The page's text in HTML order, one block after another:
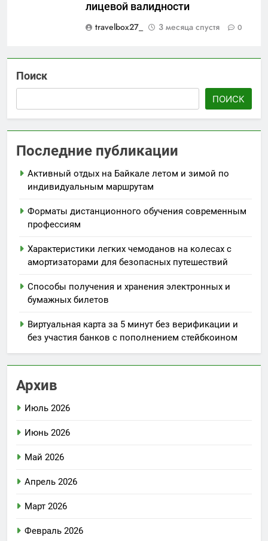
лицевой валидности
travelbox27_
3 месяца спустя 0
Поиск
ПОИСК
Последние публикации
Активный отдых на Байкале летом и зимой по
индивидуальным маршрутам
Форматы дистанционного обучения современным
профессиям
Характеристики легких чемоданов на колесах с
амортизаторами для безопасных путешествий
Способы получения и хранения электронных и
бумажных билетов
Виртуальная карта за 5 минут без верификации и
без участия банков с пополнением стейбкоином
Архив
Июль 2026
Июнь 2026
Май 2026
Апрель 2026
Март 2026
Февраль 2026